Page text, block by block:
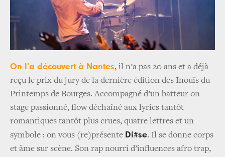
On l’a découvert à Nantes, il n’a pas 20 ans et a déjà
reçu le prix du jury de la dernière édition des Inouïs du
Printemps de Bourges. Accompagné d’un batteur on
stage passionné, flow déchaîné aux lyrics tantôt
romantiques tantôt plus crues, quatre lettres et un
symbole : on vous (re)présente Di#se. Il se donne corps
et âme sur scène. Son rap nourri d’influences afro trap,